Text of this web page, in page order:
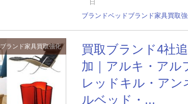
日
ブランドベッドブランド家具買取
ブランド家具買取強化
買取ブランド4社追
加｜アルキ・アル
レッドキル・アン
ルベッド・...